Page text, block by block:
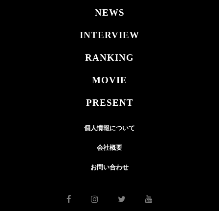
NEWS
INTERVIEW
RANKING
MOVIE
PRESENT
個人情報について
会社概要
お問い合わせ